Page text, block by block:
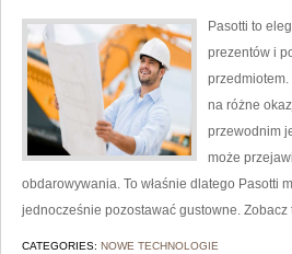
Pasotti to
prezentów i
na różne
przewodnim
może
obdarowywania. To właśnie dlatego Pasotti
jednocześnie pozostawać gustowne. Zobacz
CATEGORIES: NOWE TECHNOLOGIE